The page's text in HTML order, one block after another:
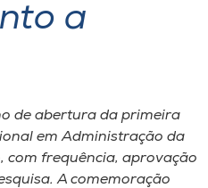
a
de abertura da primeira
em Administração da
com frequência, aprovação
A comemoração